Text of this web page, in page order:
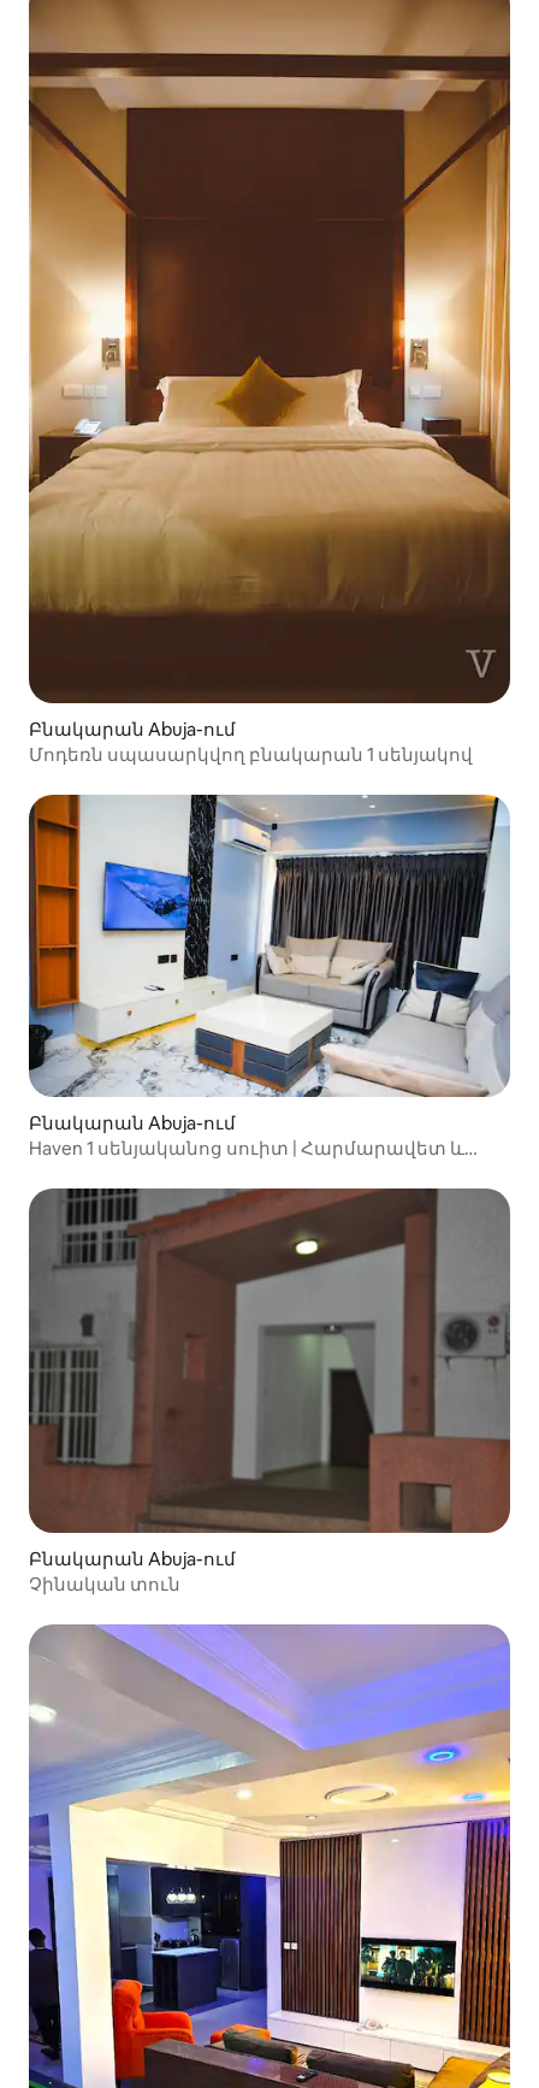
Բնակարան Abuja-ում
Մոդեռն սպասարկվող բնակարան 1 սենյակով
Բնակարան Abuja-ում
Haven 1 սենյականոց սուիտ | Հարմարավետ և
Բնակարան Abuja-ում
Չինական տուն